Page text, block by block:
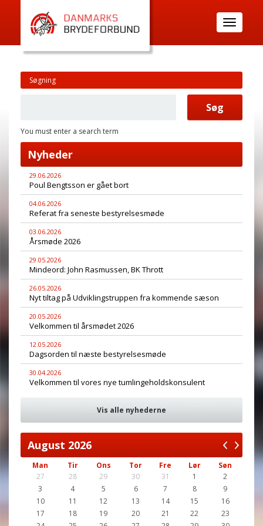
Toggle
navigation
Søgning
You must enter a search term
Nyheder
29.06.2026
Poul Bengtsson er gået bort
04.06.2026
Referat fra seneste bestyrelsesmøde
03.06.2026
Årsmøde 2026
29.05.2026
Mindeord: John Rasmussen, BK Thrott
26.05.2026
Nyt tiltag på Udviklingstruppen fra kommende sæson
20.05.2026
Velkommen til årsmødet 2026
12.05.2026
Dagsorden til næste bestyrelsesmøde
30.04.2026
Velkommen til vores nye tumlingeholdskonsulent
Vis alle nyhederne
August 2026
Man Tir Ons Tor Fre Lør
Søn
27
28 29 30 31 1
2
3
4 5 6 7 8
9
10
11 12 13 14 15
16
17
18 19 20 21 22
23